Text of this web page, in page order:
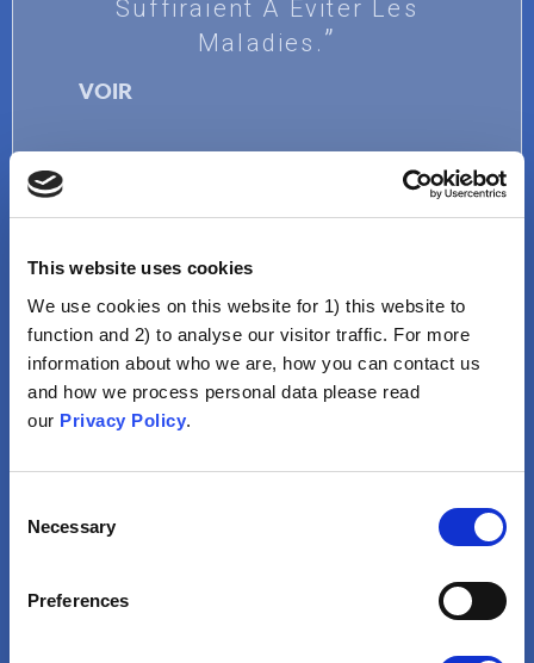
This website uses cookies
We use cookies on this website for 1) this website to
function and 2) to analyse our visitor traffic. For more
information about who we are, how you can contact us
and how we process personal data please read
our Privacy Policy.
Selection
Necessary
Preferences
Suffiraient À Éviter Les
Maladies.
VOIR
Perception erronée du risque
Le Rejet Du Risque De
Contracter La Maladie, C'est-
VOIR